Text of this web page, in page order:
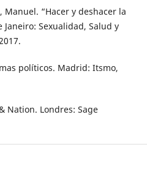
Manuel. “Hacer y deshacer la
Sexualidad, Salud y
políticos. Madrid: Itsmo,
Nation. Londres: Sage